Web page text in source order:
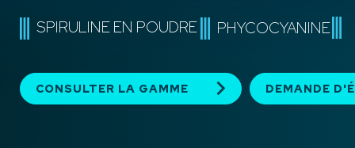
SPIRULINE EN POUDRE PHYCOCYANINE
CONSULTER LA GAMME keyboard_arrow_right DEMANDE